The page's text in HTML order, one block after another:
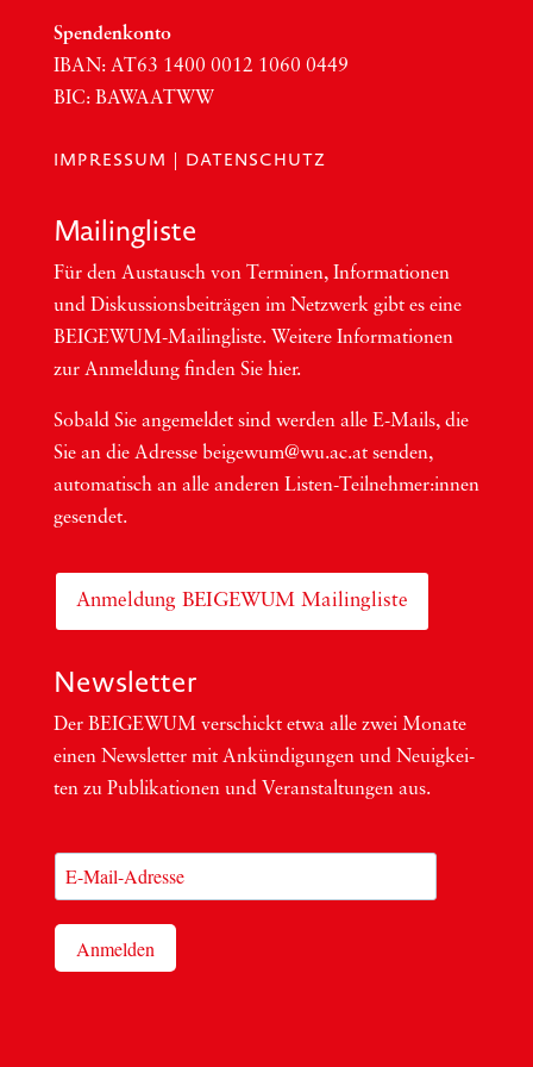
Spen­den­kon­to
IBAN: AT63 1400 0012 1060 0449
BIC: BAWAATWW
IMPRESSUM | DATENSCHUTZ
Mai­ling­lis­te
Für den Aus­tausch von Ter­mi­nen, Infor­ma­tio­nen
und Dis­kus­si­ons­bei­trä­gen im Netzwerk gibt es eine
BEI­GEWUM-Mai­ling­lis­te. Wei­te­re Infor­ma­tio­nen
zur Anmel­dung fin­den Sie hier.
Sobald Sie ange­mel­det sind wer­den alle E-Mails, die
Sie an die Adres­se beigewum@wu.ac.at sen­den,
auto­ma­tisch an alle ande­ren Lis­ten-Teil­neh­me­r:in­nen
gesendet.
Anmeldung BEIGEWUM Mailingliste
Newsletter
Der BEIGEWUM ver­schickt etwa alle zwei Mona­te
einen News­let­ter mit Ankün­di­gun­gen und Neu­ig­kei­
ten zu Publi­ka­tio­nen und Ver­an­stal­tun­gen aus.